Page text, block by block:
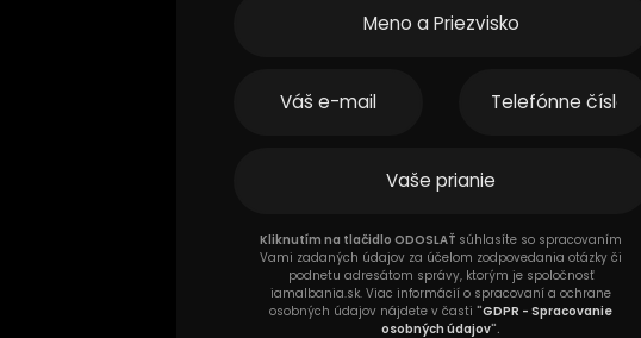
Kliknutím na tlačidlo ODOSLAŤ súhlasíte so spracovaním
Vami zadaných údajov za účelom zodpovedania otázky či
podnetu adresátom správy, ktorým je spoločnosť
iamalbania.sk. Viac informácií o spracovaní a ochrane
osobných údajov nájdete v časti "GDPR - Spracovanie
osobných údajov".